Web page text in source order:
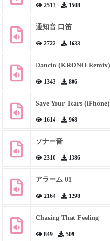
2513 1508
通知音 口笛
2722 1633
Dancin (KRONO Remix)
1343 806
Save Your Tears (iPhone)
1614 968
ソナー音
2310 1386
アラーム 01
2164 1298
Chasing That Feeling
849 509